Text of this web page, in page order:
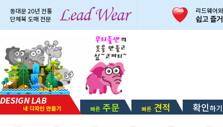
빠른 주문 빠른 견적 확인하기